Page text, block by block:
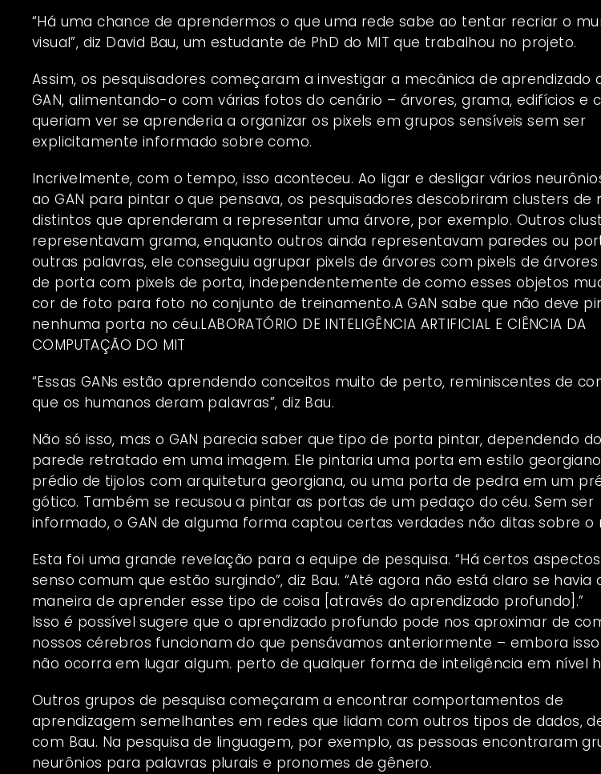
“Há uma chance de aprendermos o que uma rede sabe ao tentar recriar o
visual”, diz David Bau, um estudante de PhD do MIT que trabalhou no projeto.
Assim, os pesquisadores começaram a investigar a mecânica de aprendizado
GAN, alimentando-o com várias fotos do cenário – árvores, grama, edifícios e
queriam ver se aprenderia a organizar os pixels em grupos sensíveis sem ser
explicitamente informado sobre como.
Incrivelmente, com o tempo, isso aconteceu. Ao ligar e desligar vários
ao GAN para pintar o que pensava, os pesquisadores descobriram clusters de
distintos que aprenderam a representar uma árvore, por exemplo. Outros
representavam grama, enquanto outros ainda representavam paredes ou
outras palavras, ele conseguiu agrupar pixels de árvores com pixels de árvores
de porta com pixels de porta, independentemente de como esses objetos
cor de foto para foto no conjunto de treinamento.A GAN sabe que não deve
nenhuma porta no céu.LABORATÓRIO DE INTELIGÊNCIA ARTIFICIAL E CIÊNCIA DA
COMPUTAÇÃO DO MIT
“Essas GANs estão aprendendo conceitos muito de perto, reminiscentes de
que os humanos deram palavras”, diz Bau.
Não só isso, mas o GAN parecia saber que tipo de porta pintar, dependendo
parede retratado em uma imagem. Ele pintaria uma porta em estilo
prédio de tijolos com arquitetura georgiana, ou uma porta de pedra em um
gótico. Também se recusou a pintar as portas de um pedaço do céu. Sem ser
informado, o GAN de alguma forma captou certas verdades não ditas sobre o
Esta foi uma grande revelação para a equipe de pesquisa. “Há certos
senso comum que estão surgindo”, diz Bau. “Até agora não está claro se havia
maneira de aprender esse tipo de coisa [através do aprendizado profundo].”
Isso é possível sugere que o aprendizado profundo pode nos aproximar de
nossos cérebros funcionam do que pensávamos anteriormente – embora
não ocorra em lugar algum. perto de qualquer forma de inteligência em nível
Outros grupos de pesquisa começaram a encontrar comportamentos de
aprendizagem semelhantes em redes que lidam com outros tipos de dados,
com Bau. Na pesquisa de linguagem, por exemplo, as pessoas encontraram
neurônios para palavras plurais e pronomes de gênero.